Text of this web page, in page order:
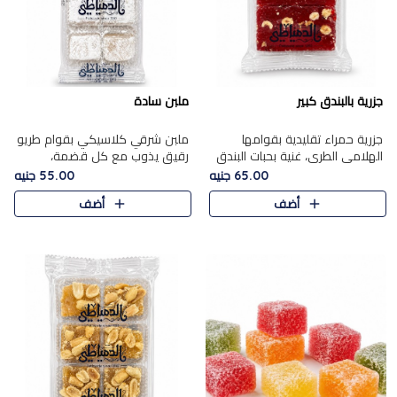
جزرية بالبندق كبير
جزرية حمراء تقليدية بقوامها
الهلامي الطري، غنية بحبات البندق
الفاخرة التي تضيف قرمشة راقية
إلى قوامها الناعم، لتقدم مزيجًا
متوازنًا من النكه..
65.00 جنيه
أضف
ملبن سادة
ملبن شرقي كلاسيكي بقوام طريو
رقيق يذوب مع كل قضمة،
مغطى بطبقة ناعمة من السكر
البودرة ليقدم المذاق الأصيل الذي
ارتبط بحلويات المولد التقليدي..
55.00 جنيه
أضف